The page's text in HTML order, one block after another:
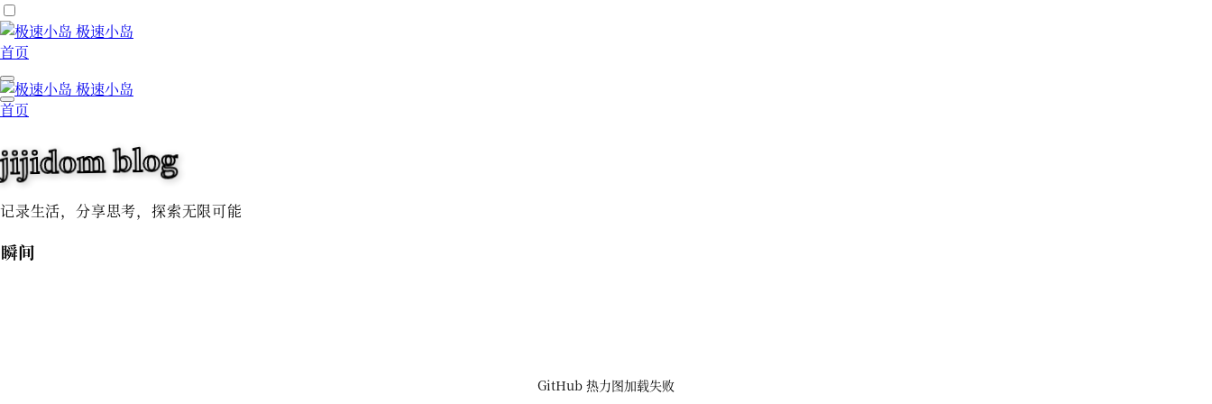
极速小岛
首页
极速小岛
首页
jijidom blog
记录生活，分享思考，探索无限可能
瞬间
GitHub 热力图加载失败